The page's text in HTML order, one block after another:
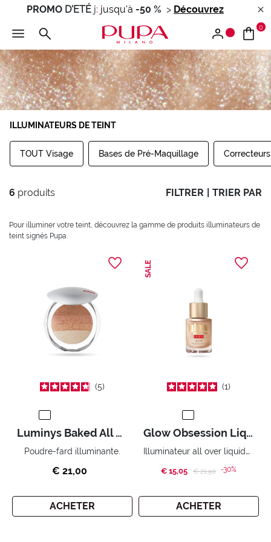
PROMO D'ETÉ j: jusqu'à -50 % > Découvrez
0
ILLUMINATEURS DE TEINT
TOUT Visage Bases de Pré-Maquillage Correcteurs
6 produits FILTRER TRIER PAR
Pour illuminer votre teint, découvrez la gamme de produits illuminateurs de
teint signés Pupa.
5
Luminys Baked All Over Poudre Fard Illuminante
Poudre-fard illuminante.
€ 21,00
ACHETER
SALE
1
Glow Obsession Liquid Highlighter
Illuminateur all over liquide effet métallisé.
€ 15,05 Price reduced from
€ 21,50to-30%
ACHETER